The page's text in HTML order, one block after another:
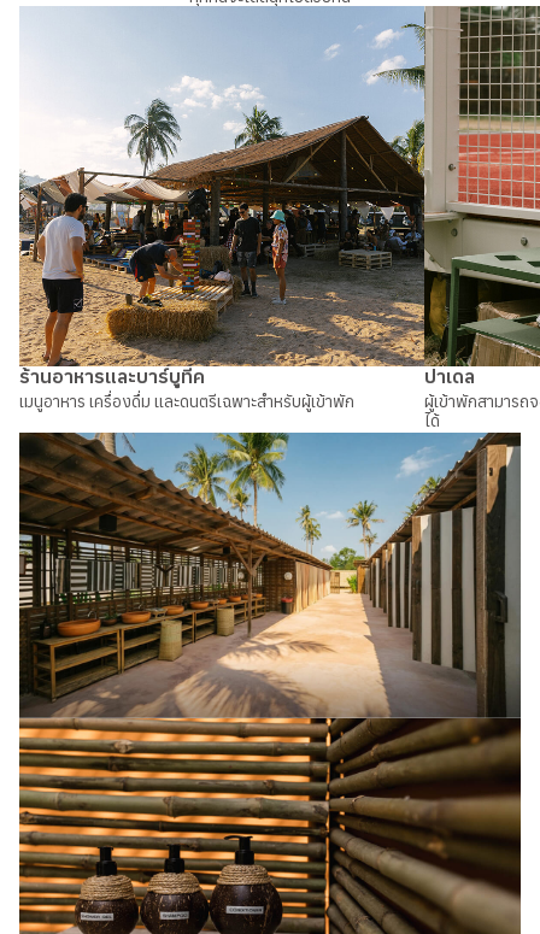
ร้านอาหารและบาร์บูทีค
เมนูอาหาร เครื่องดื่ม และดนตรีเฉพาะสำหรับผู้เข้าพัก
ปาเดล
ผู้เข้าพักสามารถ
ได้